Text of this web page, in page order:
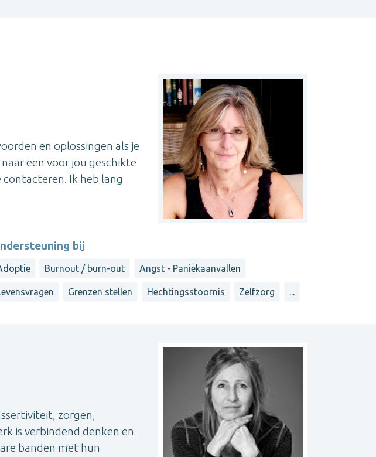
en oplossingen als je
een voor jou geschikte
Ik heb lang
bij
Burnout / burn-out Angst - Paniekaanvallen
Grenzen stellen Hechtingsstoornis Zelfzorg ...
zorgen,
is verbindend denken en
banden met hun